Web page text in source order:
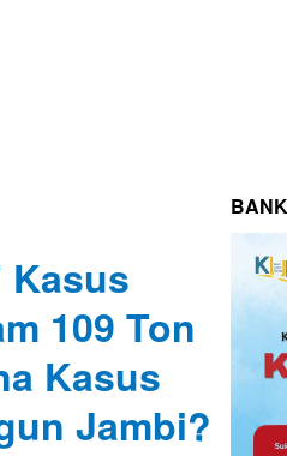
Kasus
109 Ton
Kasus
Jambi?